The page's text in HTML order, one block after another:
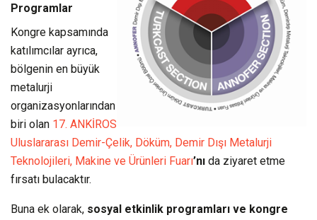
Programlar
Kongre kapsamında
katılımcılar ayrıca,
bölgenin en büyük
metalurji
organizasyonlarından
biri olan 17. ANKİROS
Uluslararası Demir-Çelik, Döküm, Demir Dışı Metalurji
Teknolojileri, Makine ve Ürünleri Fuarı’nı da ziyaret etme
fırsatı bulacaktır.
Buna ek olarak, sosyal etkinlik programları ve kongre